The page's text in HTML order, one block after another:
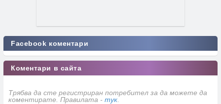
Facebook коментари
Коментари в сайта
Трябва да сте регистриран потребител за да можете да
коментирате. Правилата - тук